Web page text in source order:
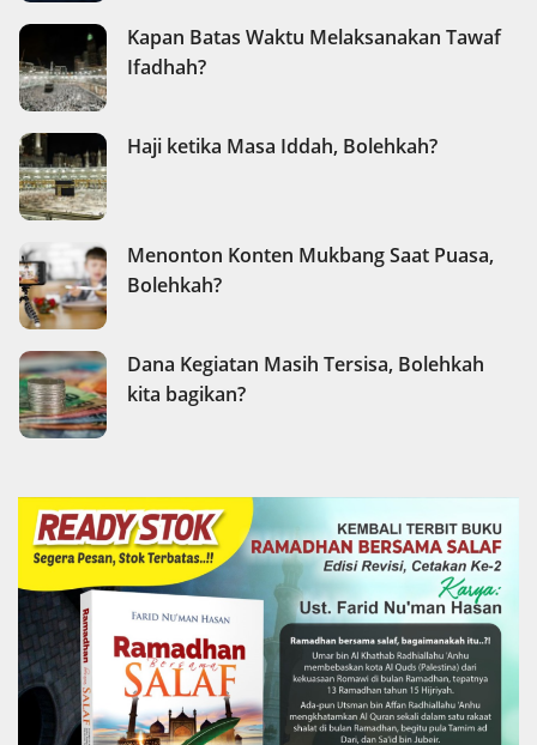
Kapan Batas Waktu Melaksanakan Tawaf
Ifadhah?
Haji ketika Masa Iddah, Bolehkah?
Menonton Konten Mukbang Saat Puasa,
Bolehkah?
Dana Kegiatan Masih Tersisa, Bolehkah
kita bagikan?